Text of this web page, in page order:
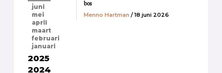
juni
mei
april
maart
februari
januari
2025
2024
bos
Menno Hartman / 18 juni 2026